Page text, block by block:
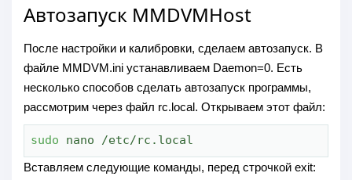
Автозапуск MMDVMHost
После настройки и калибровки, сделаем автозапуск. В
файле MMDVM.ini устанавливаем Daemon=0. Есть
несколько способов сделать автозапуск программы,
рассмотрим через файл rc.local. Открываем этот файл:
sudo nano /etc/rc.local
Вставляем следующие команды, перед строчкой exit: